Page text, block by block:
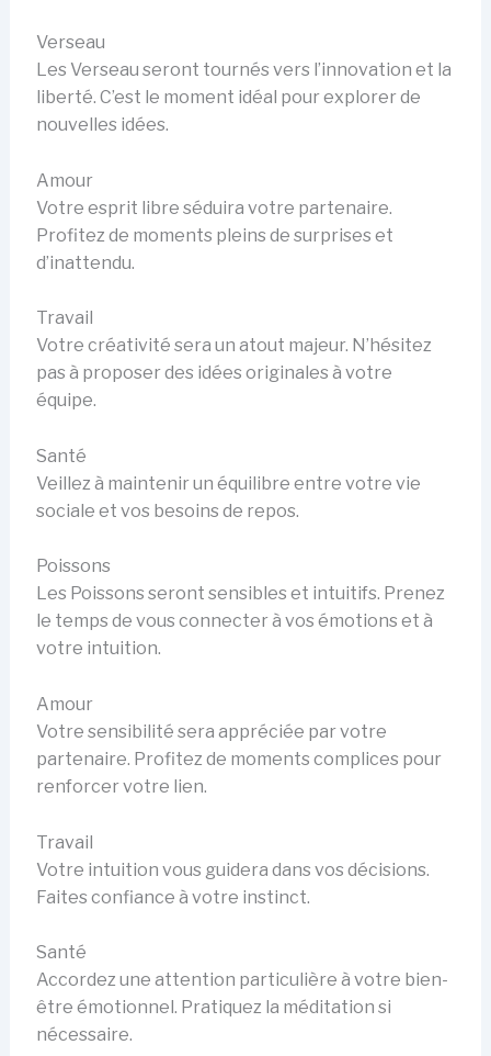
Verseau
Les Verseau seront tournés vers l’innovation et la
liberté. C’est le moment idéal pour explorer de
nouvelles idées.
Amour
Votre esprit libre séduira votre partenaire.
Profitez de moments pleins de surprises et
d’inattendu.
Travail
Votre créativité sera un atout majeur. N’hésitez
pas à proposer des idées originales à votre
équipe.
Santé
Veillez à maintenir un équilibre entre votre vie
sociale et vos besoins de repos.
Poissons
Les Poissons seront sensibles et intuitifs. Prenez
le temps de vous connecter à vos émotions et à
votre intuition.
Amour
Votre sensibilité sera appréciée par votre
partenaire. Profitez de moments complices pour
renforcer votre lien.
Travail
Votre intuition vous guidera dans vos décisions.
Faites confiance à votre instinct.
Santé
Accordez une attention particulière à votre bien-
être émotionnel. Pratiquez la méditation si
nécessaire.